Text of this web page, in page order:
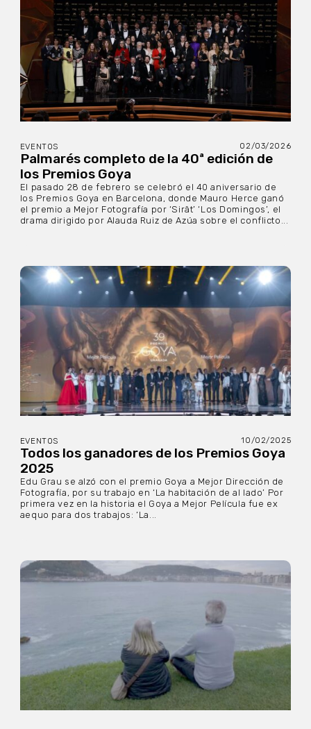
EVENTOS 02/03/2026
Palmarés completo de la 40ª edición de
los Premios Goya
El pasado 28 de febrero se celebró el 40 aniversario de
los Premios Goya en Barcelona, donde Mauro Herce ganó
el premio a Mejor Fotografía por ‘Sirât’ ‘Los Domingos’, el
drama dirigido por Alauda Ruiz de Azúa sobre el conflicto...
EVENTOS 10/02/2025
Todos los ganadores de los Premios Goya
2025
Edu Grau se alzó con el premio Goya a Mejor Dirección de
Fotografía, por su trabajo en ‘La habitación de al lado’ Por
primera vez en la historia el Goya a Mejor Película fue ex
aequo para dos trabajos: ‘La...